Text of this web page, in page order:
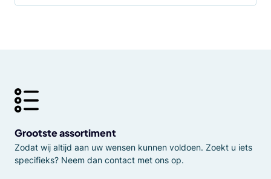
Grootste assortiment
Zodat wij altijd aan uw wensen kunnen voldoen. Zoekt u iets
specifieks? Neem dan contact met ons op.